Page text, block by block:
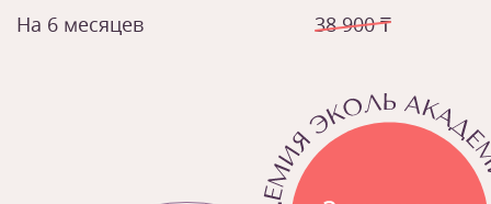
На 6 месяцев
38 900 ₸